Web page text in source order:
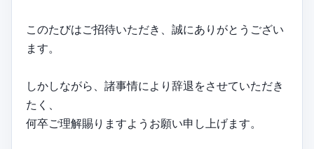
このたびはご招待いただき、誠にありがとうござい
ます。
しかしながら、諸事情により辞退をさせていただき
たく、
何卒ご理解賜りますようお願い申し上げます。